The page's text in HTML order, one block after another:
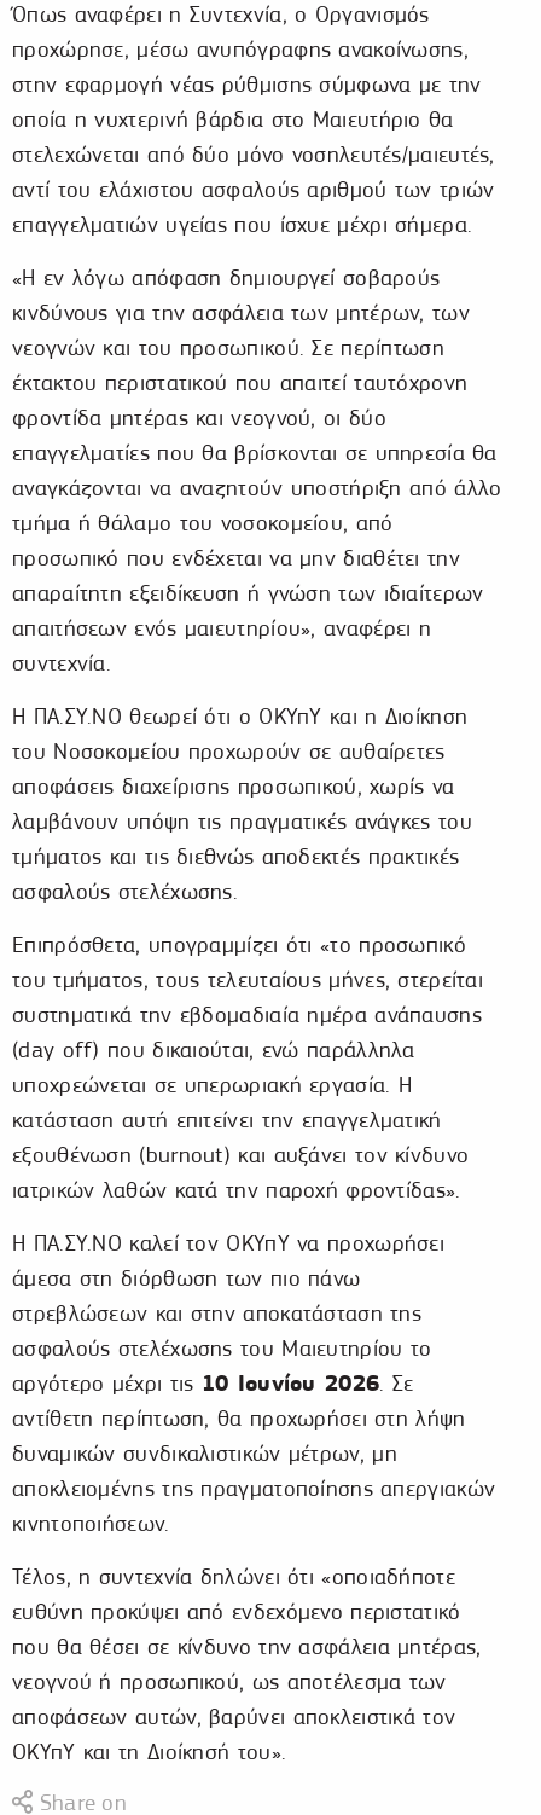
Όπως αναφέρει η Συντεχνία, ο Οργανισμός
προχώρησε, μέσω ανυπόγραφης ανακοίνωσης,
στην εφαρμογή νέας ρύθμισης σύμφωνα με την
οποία η νυχτερινή βάρδια στο Μαιευτήριο θα
στελεχώνεται από δύο μόνο νοσηλευτές/μαιευτές,
αντί του ελάχιστου ασφαλούς αριθμού των τριών
επαγγελματιών υγείας που ίσχυε μέχρι σήμερα.
«Η εν λόγω απόφαση δημιουργεί σοβαρούς
κινδύνους για την ασφάλεια των μητέρων, των
νεογνών και του προσωπικού. Σε περίπτωση
έκτακτου περιστατικού που απαιτεί ταυτόχρονη
φροντίδα μητέρας και νεογνού, οι δύο
επαγγελματίες που θα βρίσκονται σε υπηρεσία θα
αναγκάζονται να αναζητούν υποστήριξη από άλλο
τμήμα ή θάλαμο του νοσοκομείου, από
προσωπικό που ενδέχεται να μην διαθέτει την
απαραίτητη εξειδίκευση ή γνώση των ιδιαίτερων
απαιτήσεων ενός μαιευτηρίου», αναφέρει η
συντεχνία.
Η ΠΑ.ΣΥ.ΝΟ θεωρεί ότι ο ΟΚΥπΥ και η Διοίκηση
του Νοσοκομείου προχωρούν σε αυθαίρετες
αποφάσεις διαχείρισης προσωπικού, χωρίς να
λαμβάνουν υπόψη τις πραγματικές ανάγκες του
τμήματος και τις διεθνώς αποδεκτές πρακτικές
ασφαλούς στελέχωσης.
Επιπρόσθετα, υπογραμμίζει ότι «το προσωπικό
του τμήματος, τους τελευταίους μήνες, στερείται
συστηματικά την εβδομαδιαία ημέρα ανάπαυσης
(day off) που δικαιούται, ενώ παράλληλα
υποχρεώνεται σε υπερωριακή εργασία. Η
κατάσταση αυτή επιτείνει την επαγγελματική
εξουθένωση (burnout) και αυξάνει τον κίνδυνο
ιατρικών λαθών κατά την παροχή φροντίδας».
Η ΠΑ.ΣΥ.ΝΟ καλεί τον ΟΚΥπΥ να προχωρήσει
άμεσα στη διόρθωση των πιο πάνω
στρεβλώσεων και στην αποκατάσταση της
ασφαλούς στελέχωσης του Μαιευτηρίου το
αργότερο μέχρι τις 10 Ιουνίου 2026. Σε
αντίθετη περίπτωση, θα προχωρήσει στη λήψη
δυναμικών συνδικαλιστικών μέτρων, μη
αποκλειομένης της πραγματοποίησης απεργιακών
κινητοποιήσεων.
Τέλος, η συντεχνία δηλώνει ότι «οποιαδήποτε
ευθύνη προκύψει από ενδεχόμενο περιστατικό
που θα θέσει σε κίνδυνο την ασφάλεια μητέρας,
νεογνού ή προσωπικού, ως αποτέλεσμα των
αποφάσεων αυτών, βαρύνει αποκλειστικά τον
ΟΚΥπΥ και τη Διοίκησή του».
Share on